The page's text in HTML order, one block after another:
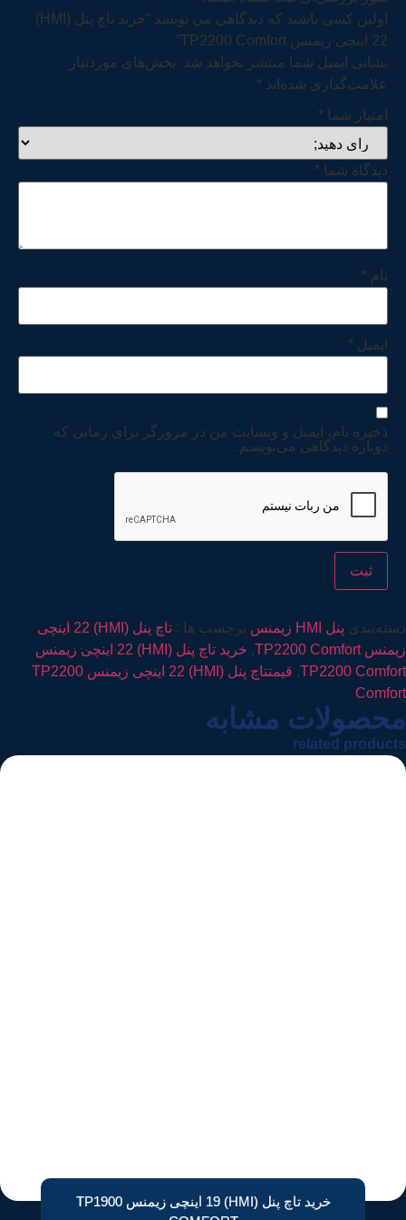
اولین کسی باشید که دیدگاهی می نویسد “خرید تاچ پنل (HMI)
22 اینچی زیمنس TP2200 Comfort”
نشانی ایمیل شما منتشر نخواهد شد. بخش‌های موردنیاز
علامت‌گذاری شده‌اند *
امتیاز شما *
دیدگاه شما *
نام *
ایمیل *
ذخیره نام، ایمیل و وبسایت من در مرورگر برای زمانی که
دوباره دیدگاهی می‌نویسم.
دسته‌بندی پنل HMI زیمنس برچسب ها :
تاچ پنل (HMI) 22 اینچی
زیمنس TP2200 Comfort
,
خرید تاچ پنل (HMI) 22 اینچی زیمنس
TP2200 Comfort
,
قیمتتاچ پنل (HMI) 22 اینچی زیمنس TP2200
Comfort
محصولات مشابه
related products
خرید تاچ پنل (HMI) 19 اینچی زیمنس TP1900